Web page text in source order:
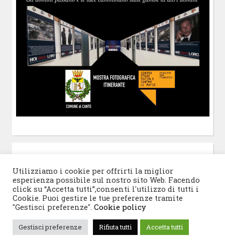
© 2026 Progetto San Francesco |Tema WordPress:
Blogghiamodi CrestaProject.
Utilizziamo i cookie per offrirti la miglior
esperienza possibile sul nostro sito Web. Facendo
click su “Accetta tutti”,consenti l'utilizzo di tutti i
Cookie. Puoi gestire le tue preferenze tramite
"Gestisci preferenze". Cookie policy
Gestisci preferenze Rifiuta tutti Accetta tutti